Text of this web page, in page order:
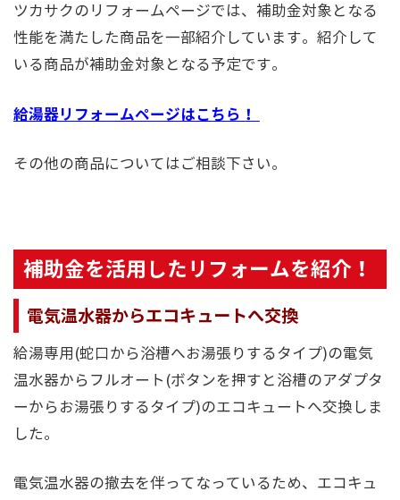
ツカサクのリフォームページでは、補助金対象となる
性能を満たした商品を一部紹介しています。紹介して
いる商品が補助金対象となる予定です。
給湯器リフォームページはこちら！
その他の商品についてはご相談下さい。
補助金を活用したリフォームを紹介！
電気温水器からエコキュートへ交換
給湯専用(蛇口から浴槽へお湯張りするタイプ)の電気
温水器からフルオート(ボタンを押すと浴槽のアダプタ
ーからお湯張りするタイプ)のエコキュートへ交換しま
した。
電気温水器の撤去を伴ってなっているため、エコキュ